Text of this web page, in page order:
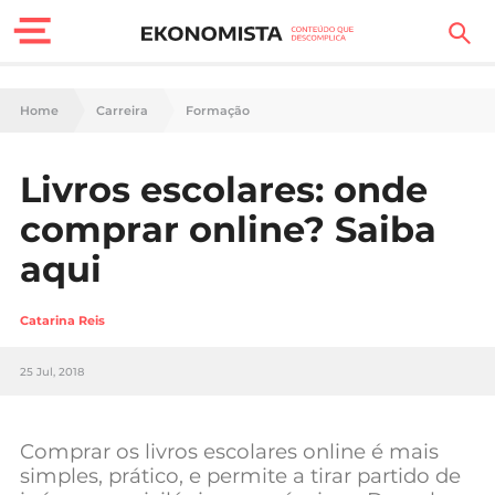
Finanças Pessoais
Carreira
Casa
Lifestyle
Sociedade
Negócios
Home Carreira Formação
Livros escolares: onde
comprar online? Saiba
aqui
Catarina Reis
25 Jul, 2018
Comprar os livros escolares online é mais
simples, prático, e permite a tirar partido de